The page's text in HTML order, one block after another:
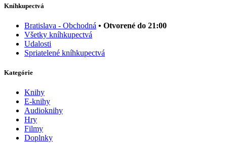
Kníhkupectvá
Bratislava - Obchodná • Otvorené do 21:00
Všetky kníhkupectvá
Udalosti
Spriatelené kníhkupectvá
Kategórie
Knihy
E-knihy
Audioknihy
Hry
Filmy
Doplnky